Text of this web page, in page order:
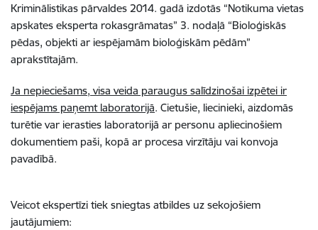
Kriminālistikas pārvaldes 2014. gadā izdotās “Notikuma vietas
apskates eksperta rokasgrāmatas” 3. nodaļā “Bioloģiskās
pēdas, objekti ar iespējamām bioloģiskām pēdām”
aprakstītajām.
Ja nepieciešams, visa veida paraugus salīdzinošai izpētei ir
iespējams paņemt laboratorijā. Cietušie, liecinieki, aizdomās
turētie var ierasties laboratorijā ar personu apliecinošiem
dokumentiem paši, kopā ar procesa virzītāju vai konvoja
pavadībā.
Veicot ekspertīzi tiek sniegtas atbildes uz sekojošiem
jautājumiem: